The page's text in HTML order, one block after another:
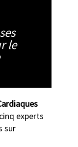
le
experts
sur